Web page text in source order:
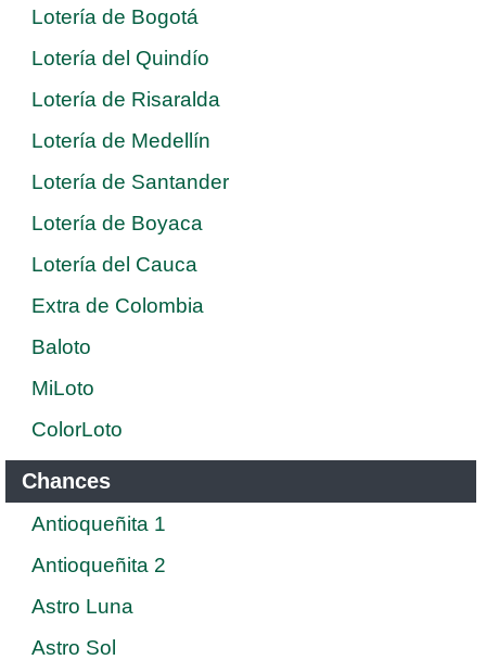
Lotería de Bogotá
Lotería del Quindío
Lotería de Risaralda
Lotería de Medellín
Lotería de Santander
Lotería de Boyaca
Lotería del Cauca
Extra de Colombia
Baloto
MiLoto
ColorLoto
Chances
Antioqueñita 1
Antioqueñita 2
Astro Luna
Astro Sol